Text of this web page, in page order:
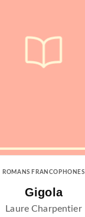
ROMANS FRANCOPHONES
Gigola
Laure Charpentier